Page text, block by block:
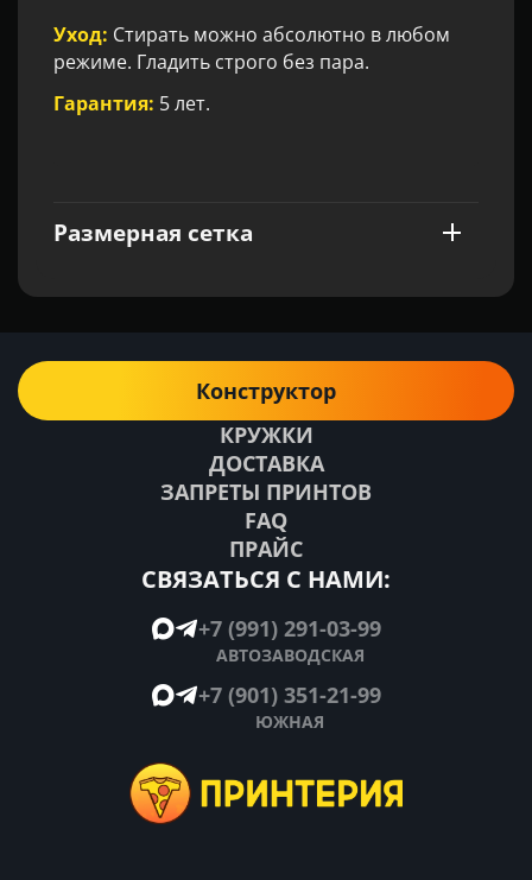
Уход: Стирать можно абсолютно в любом
режиме. Гладить строго без пара.
Гарантия: 5 лет.
Размерная сетка
СВЯЗАТЬСЯ С НАМИ:
+7 (991) 291-03-99
АВТОЗАВОДСКАЯ
+7 (901) 351-21-99
ЮЖНАЯ
КРУЖКИ
ДОСТАВКА
ЗАПРЕТЫ ПРИНТОВ
FAQ
ПРАЙС
Конструктор